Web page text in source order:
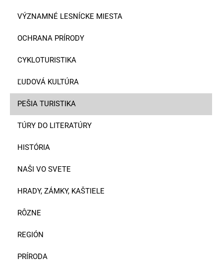
VÝZNAMNÉ LESNÍCKE MIESTA
OCHRANA PRÍRODY
CYKLOTURISTIKA
ĽUDOVÁ KULTÚRA
PEŠIA TURISTIKA
TÚRY DO LITERATÚRY
HISTÓRIA
NAŠI VO SVETE
HRADY, ZÁMKY, KAŠTIELE
RÔZNE
REGIÓN
PRÍRODA